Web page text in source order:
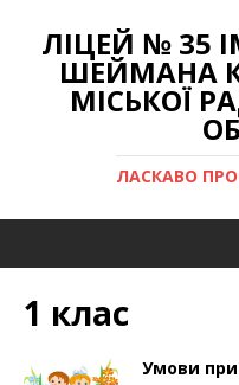
ЛІЦЕЙ № 35
ШЕЙМАНА
МІСЬКОЇ
ЛАСКАВО
1 клас
Умови